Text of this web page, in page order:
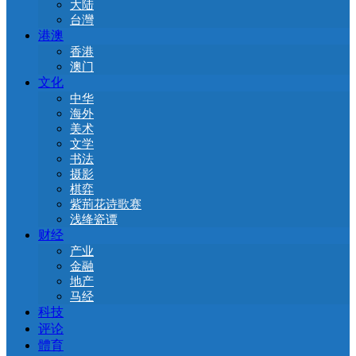
大陆
台灣
港澳
香港
澳门
文化
中华
海外
美术
文学
书法
摄影
棋弈
紫荊花诗歌赛
浅绛瓷谭
财经
产业
金融
地产
马经
科技
评论
體育